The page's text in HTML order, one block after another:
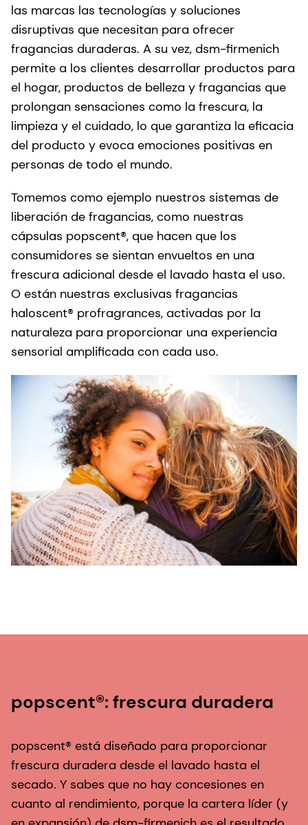
las marcas las tecnologías y soluciones
disruptivas que necesitan para ofrecer
fragancias duraderas. A su vez, dsm-firmenich
permite a los clientes desarrollar productos para
el hogar, productos de belleza y fragancias que
prolongan sensaciones como la frescura, la
limpieza y el cuidado, lo que garantiza la eficacia
del producto y evoca emociones positivas en
personas de todo el mundo.
Tomemos como ejemplo nuestros sistemas de
liberación de fragancias, como nuestras
cápsulas popscent®, que hacen que los
consumidores se sientan envueltos en una
frescura adicional desde el lavado hasta el uso.
O están nuestras exclusivas fragancias
haloscent® profragrances, activadas por la
naturaleza para proporcionar una experiencia
sensorial amplificada con cada uso.
popscent®: frescura duradera
popscent® está diseñado para proporcionar
frescura duradera desde el lavado hasta el
secado. Y sabes que no hay concesiones en
cuanto al rendimiento, porque la cartera líder (y